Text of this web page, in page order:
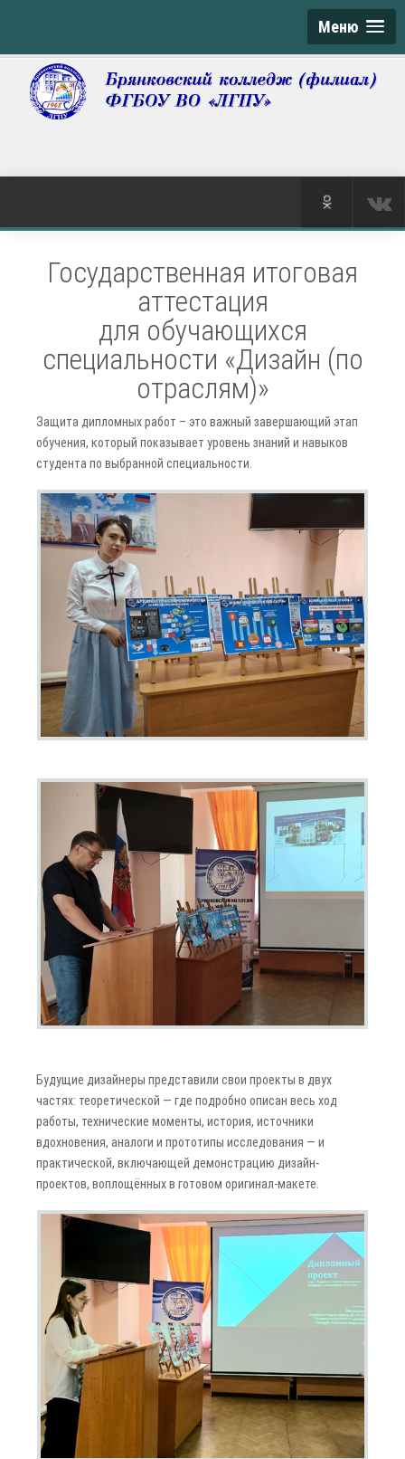
Меню
Государственная итоговая
аттестация
для обучающихся
специальности «Дизайн (по
отраслям)»
Защита дипломных работ – это важный завершающий этап
обучения, который показывает уровень знаний и навыков
студента по выбранной специальности.
Будущие дизайнеры представили свои проекты в двух
частях: теоретической — где подробно описан весь ход
работы, технические моменты, история, источники
вдохновения, аналоги и прототипы исследования — и
практической, включающей демонстрацию дизайн-
проектов, воплощённых в готовом оригинал-макете.